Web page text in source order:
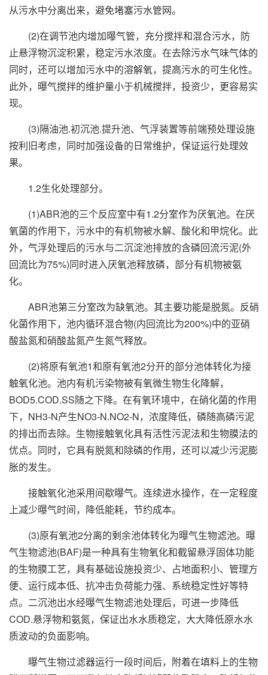
从污水中分离出来，避免堵塞污水管网。
(2)在调节池内增加曝气管，充分搅拌和混合污水，防
止悬浮物沉淀积累，稳定污水浓度。在去除污水气味气体的
同时，还可以增加污水中的溶解氧，提高污水的可生化性。
此外，曝气搅拌的维护量小于机械搅拌，投资少，更容易实
现。
(3)隔油池.初沉池.提升池、气浮装置等前端预处理设施
按利旧考虑，同时加强设备的日常维护，保证运行处理效
果。
1.2生化处理部分。
(1)ABR池的三个反应室中有1.2分室作为厌氧池。在厌
氧菌的作用下，污水中的有机物被水解、酸化和甲烷化。此
外，气浮处理后的污水与二沉淀池排放的含磷回流污泥(外
回流比为75%)同时进入厌氧池释放磷，部分有机物被氨
化。
ABR池第三分室改为缺氧池。其主要功能是脱氮。反硝
化菌作用下，池内循环混合物(内回流比为200%)中的亚硝
酸盐氮和硝酸盐氮产生氮气释放。
(2)将原有氧池1和原有氧池2分开的部分池体转化为接
触氧化池。池内有机污染物被有氧微生物生化降解，
BOD5.COD.SS随之下降。在有氧环境中，在硝化菌的作用
下，NH3-N产生NO3-N.NO2-N，浓度降低，磷随高磷污泥
的排出而去除。生物接触氧化具有活性污泥法和生物膜法的
优点。同时，它具有脱氮和除磷的作用，还可以减少污泥膨
胀的发生。
接触氧化池采用间歇曝气。连续进水操作，在一定程度
上减少曝气时间，降低能耗，节约成本。
(3)原有氧池2分离的剩余池体转化为曝气生物滤池。曝
气生物滤池(BAF)是一种具有生物氧化和截留悬浮固体功能
的生物膜工艺，具有基础设施投资少、占地面积小、管理方
便、运行成本低、抗冲击负荷能力强、系统稳定性好等特
点。二沉池出水经曝气生物滤池处理后，可进一步降低
COD.悬浮物和氨氮，保证出水水质稳定，大大降低原水水
质波动的负面影响。
曝气生物过滤器运行一段时间后，附着在填料上的生物